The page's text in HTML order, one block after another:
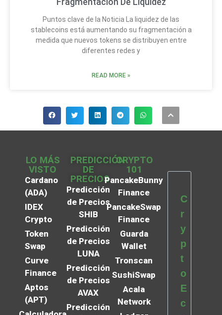
Puntos clave de la Noticia La liquidez de las
stablecoins está aumentando su fragmentación a
medida que nuevos tokens se distribuyen entre
diferentes redes y
READ MORE »
LO MÁS
VISTO
Cardano
(ADA)
IDEX
Crypto
Token
Swap
Curve
Finance
Aptos
(APT)
PREDICCIÓN
DE
PRECIOS
Predicción
de Precios
SHIB
Predicción
de Precios
LUNA
Predicción
de Precios
AVAX
Predicción
CRYPTO
101
PancakeBunny
Finance
PancakeSwap
Finance
Guarda
Wallet
Tronscan
SushiSwap
Acala
Network
C
r
y
p
t
o
E
c